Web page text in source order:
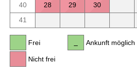
40
28 29
30
41
Frei
Nicht frei
Ankunft möglich